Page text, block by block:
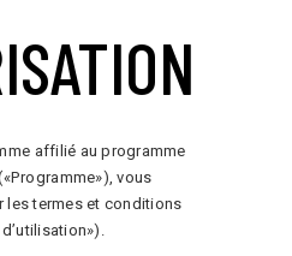
affilié au programme
vous
les termes et conditions